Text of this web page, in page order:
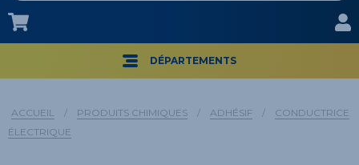
CA$
DÉPARTEMENTS
ACCUEIL / PRODUITS CHIMIQUES / ADHÉSIF /
CONDUCTRICE
ÉLECTRIQUE